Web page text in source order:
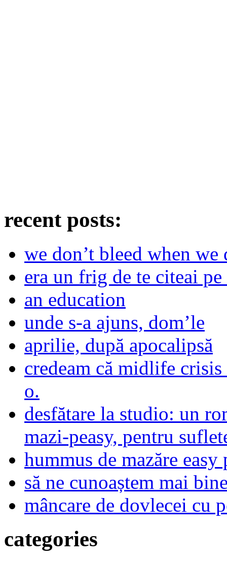
recent posts:
we don’t bleed when we
era un frig de te citeai
an education
unde s-a ajuns, dom’le
aprilie, după apocalipsă
credeam că midlife crisis
o.
desfătare la studio: un
mazi-peasy, pentru
hummus de mazăre easy
să ne cunoaștem mai
mâncare de dovlecei cu
categories